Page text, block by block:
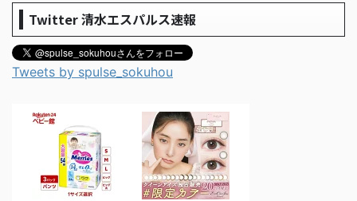
Twitter 清水エスパルス速報
Tweets by spulse_sokuhou